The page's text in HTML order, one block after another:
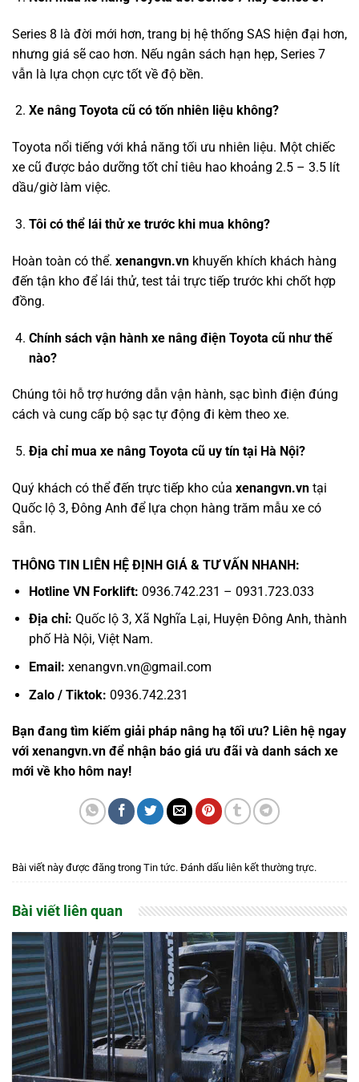
Series 8 là đời mới hơn, trang bị hệ thống SAS hiện đại hơn,
nhưng giá sẽ cao hơn. Nếu ngân sách hạn hẹp, Series 7
vẫn là lựa chọn cực tốt về độ bền.
Xe nâng Toyota cũ có tốn nhiên liệu không?
Toyota nổi tiếng với khả năng tối ưu nhiên liệu. Một chiếc
xe cũ được bảo dưỡng tốt chỉ tiêu hao khoảng 2.5 – 3.5 lít
dầu/giờ làm việc.
Tôi có thể lái thử xe trước khi mua không?
Hoàn toàn có thể. xenangvn.vn khuyến khích khách hàng
đến tận kho để lái thử, test tải trực tiếp trước khi chốt hợp
đồng.
Chính sách vận hành xe nâng điện Toyota cũ như thế
nào?
Chúng tôi hỗ trợ hướng dẫn vận hành, sạc bình điện đúng
cách và cung cấp bộ sạc tự động đi kèm theo xe.
Địa chỉ mua xe nâng Toyota cũ uy tín tại Hà Nội?
Quý khách có thể đến trực tiếp kho của xenangvn.vn tại
Quốc lộ 3, Đông Anh để lựa chọn hàng trăm mẫu xe có
sẵn.
THÔNG TIN LIÊN HỆ ĐỊNH GIÁ & TƯ VẤN NHANH:
Hotline VN Forklift: 0936.742.231 – 0931.723.033
Địa chỉ: Quốc lộ 3, Xã Nghĩa Lại, Huyện Đông Anh, thành
phố Hà Nội, Việt Nam.
Email: xenangvn.vn@gmail.com
Zalo / Tiktok: 0936.742.231
Bạn đang tìm kiếm giải pháp nâng hạ tối ưu? Liên hệ ngay
với xenangvn.vn để nhận báo giá ưu đãi và danh sách xe
mới về kho hôm nay!
Bài viết này được đăng trong Tin tức. Đánh dấu liên kết thường trực.
Bài viết liên quan